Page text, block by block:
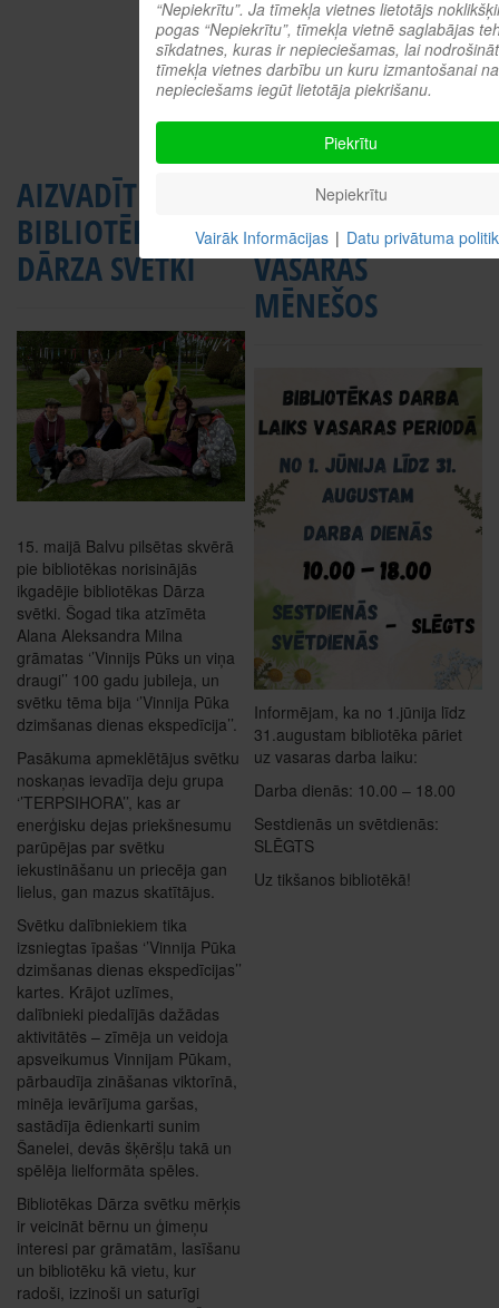
Liels prieks par visiem mūsu
reģiona bērniem, kuri pierādīja,
ka lasītprieks joprojām ir dzīvs!
Lasīt tālāk: Grāmata un
AIZVADĪTI
BIBLIOTĒKAS
DĀRZA SVĒTKI
15. maijā Balvu pilsētas skvērā
pie bibliotēkas norisinājās
ikgadējie bibliotēkas Dārza
svētki. Šogad tika atzīmēta
Alana Aleksandra Milna
grāmatas ‘’Vinnijs Pūks un viņa
draugi’’ 100 gadu jubileja, un
svētku tēma bija ‘’Vinnija Pūka
dzimšanas dienas ekspedīcija’’.
Pasākuma apmeklētājus svētku
noskaņas ievadīja deju grupa
‘’TERPSIHORA’’, kas ar
enerģisku dejas priekšnesumu
parūpējas par svētku
iekustināšanu un priecēja gan
lielus, gan mazus skatītājus.
Svētku dalībniekiem tika
izsniegtas īpašas ‘’Vinnija Pūka
dzimšanas dienas ekspedīcijas’’
kartes. Krājot uzlīmes,
dalībnieki piedalījās dažādas
aktivitātēs – zīmēja un veidoja
apsveikumus Vinnijam Pūkam,
pārbaudīja zināšanas viktorīnā,
minēja ievārījuma garšas,
sastādīja ēdienkarti sunim
Šanelei, devās šķēršļu takā un
spēlēja lielformāta spēles.
Bibliotēkas Dārza svētku mērķis
ir veicināt bērnu un ģimeņu
interesi par grāmatām, lasīšanu
un bibliotēku kā vietu, kur
radoši, izzinoši un saturīgi
BIBLIOTĒKAS
DARBA LAIKS
VASARAS
MĒNEŠOS
Informējam, ka no 1.jūnija līdz
31.augustam bibliotēka pāriet
uz vasaras darba laiku:
Darba dienās: 10.00 – 18.00
Sestdienās un svētdienās:
SLĒGTS
Uz tikšanos bibliotēkā!
“Nepiekrītu”. Ja tīmekļa vietnes lietotājs
pogas “Nepiekrītu”, tīmekļa vietnē saglabājas
sīkdatnes, kuras ir nepieciešamas, lai
tīmekļa vietnes darbību un kuru izmantošanai
nepieciešams iegūt lietotāja piekrišanu.
Piekrītu
Nepiekrītu
Vairāk Informācijas | Datu privātuma